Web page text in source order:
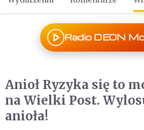
Radio DEON
Anioł Ryzyka się to
na Wielki Post.
anioła!